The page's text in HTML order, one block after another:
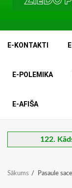
E-KONTAKTI
E-POLEMIKA
E-AFIŠA
122.
Sākums Pasaule